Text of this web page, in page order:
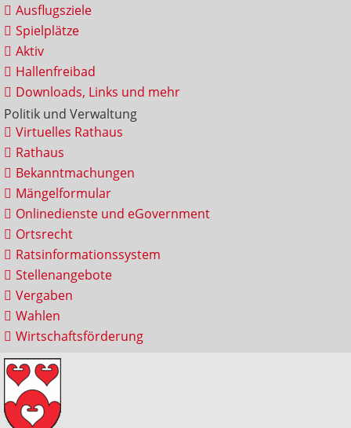
Ausflugsziele
Spielplätze
Aktiv
Hallenfreibad
Downloads, Links und mehr
Politik und Verwaltung
Virtuelles Rathaus
Rathaus
Bekanntmachungen
Mängelformular
Onlinedienste und eGovernment
Ortsrecht
Ratsinformationssystem
Stellenangebote
Vergaben
Wahlen
Wirtschaftsförderung